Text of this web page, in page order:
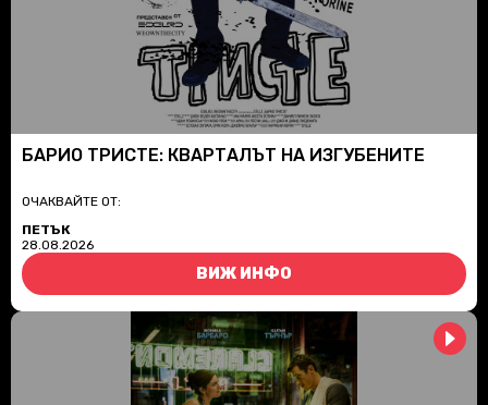
БАРИО ТРИСТЕ: КВАРТАЛЪТ НА ИЗГУБЕНИТЕ
ОЧАКВАЙТЕ ОТ:
ПЕТЪК
28.08.2026
ВИЖ ИНФО